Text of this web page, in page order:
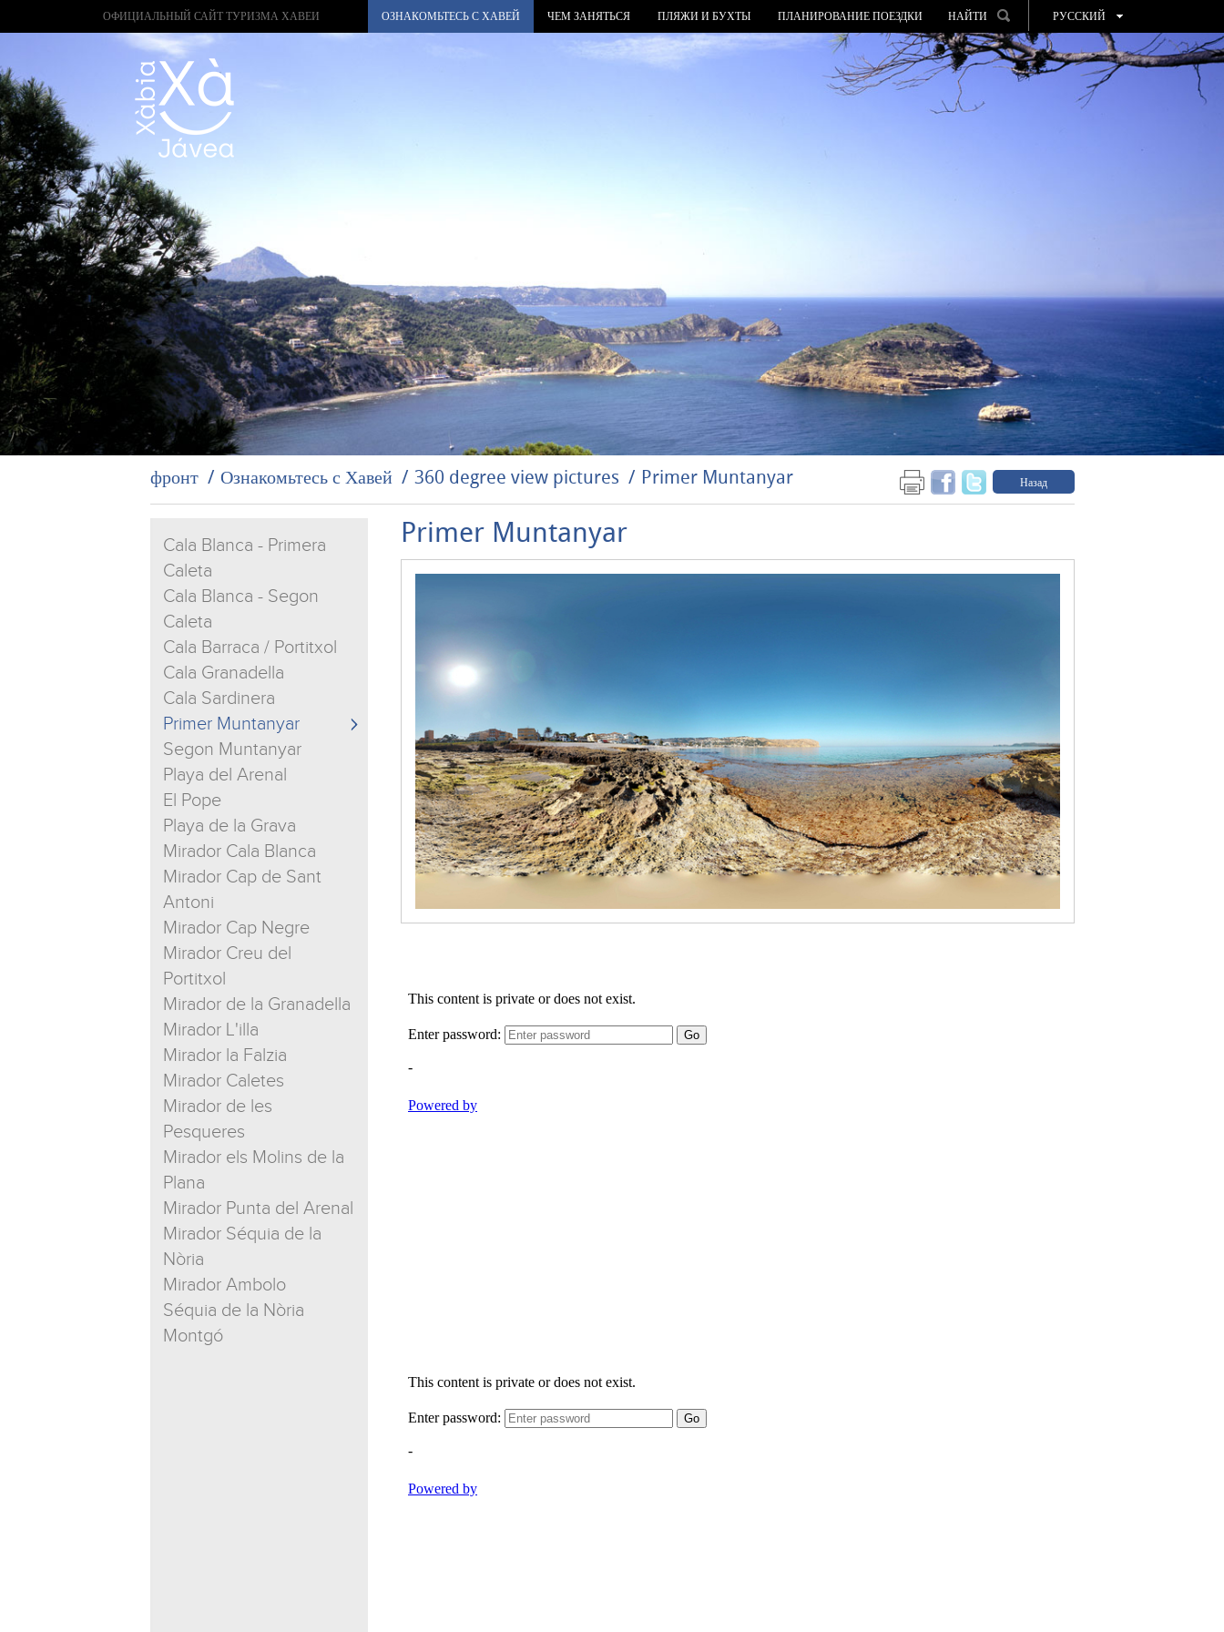
ОФИЦИАЛЬНЫЙ САЙТ ТУРИЗМА ХАВЕИ ОЗНАКОМЬТЕСЬ С ХАВЕЙ ЧЕМ ЗАНЯТЬСЯ ПЛЯЖИ И БУХТЫ ПЛАНИРОВАНИЕ ПОЕЗДКИ НАЙТИ
РУССКИЙ
ESPAÑOL
VALENCIÀ
ENGLISH
фронт Ознакомьтесь с Хавей 360 degree view pictures Primer Muntanyar Назад
Cala Blanca - Primera
Caleta
Cala Blanca - Segon
Caleta
Cala Barraca / Portitxol
Cala Granadella
Cala Sardinera
Primer Muntanyar
Segon Muntanyar
Playa del Arenal
El Pope
Playa de la Grava
Mirador Cala Blanca
Mirador Cap de Sant
Antoni
Mirador Cap Negre
Mirador Creu del
Portitxol
Mirador de la Granadella
Mirador L'illa
Mirador la Falzia
Mirador Caletes
Mirador de les
Pesqueres
Mirador els Molins de la
Plana
Mirador Punta del Arenal
Mirador Séquia de la
Nòria
Mirador Ambolo
Séquia de la Nòria
Montgó
Primer Muntanyar